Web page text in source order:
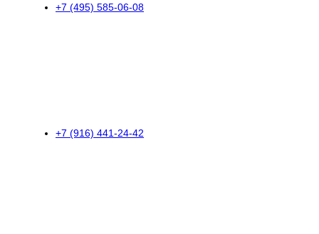
+7 (495) 585-06-08
+7 (916) 441-24-42